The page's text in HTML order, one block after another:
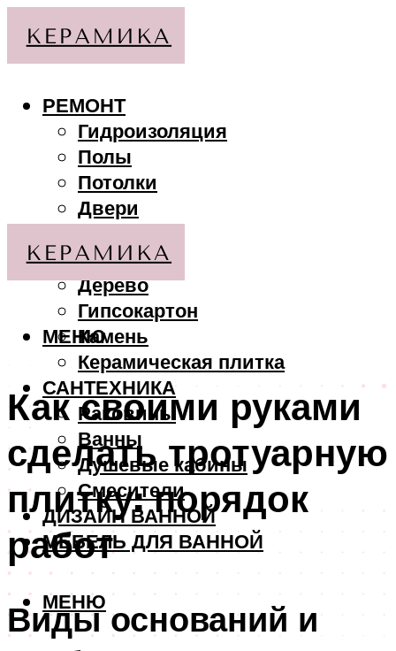
РЕМОНТ
Гидроизоляция
Полы
Потолки
Двери
МАТЕРИАЛЫ
Дерево
Гипсокартон
Камень
Керамическая плитка
САНТЕХНИКА
Раковины
Ванны
Душевые кабины
Смесители
ДИЗАЙН ВАННОЙ
МЕБЕЛЬ ДЛЯ ВАННОЙ
МЕНЮ
МЕНЮ
Как своими руками
сделать тротуарную
плитку: порядок
работ
Виды оснований и